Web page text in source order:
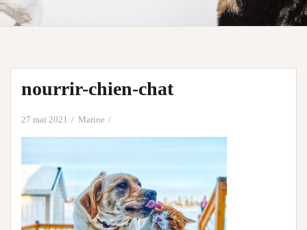
nourrir-chien-chat
27 mai 2021 Marine